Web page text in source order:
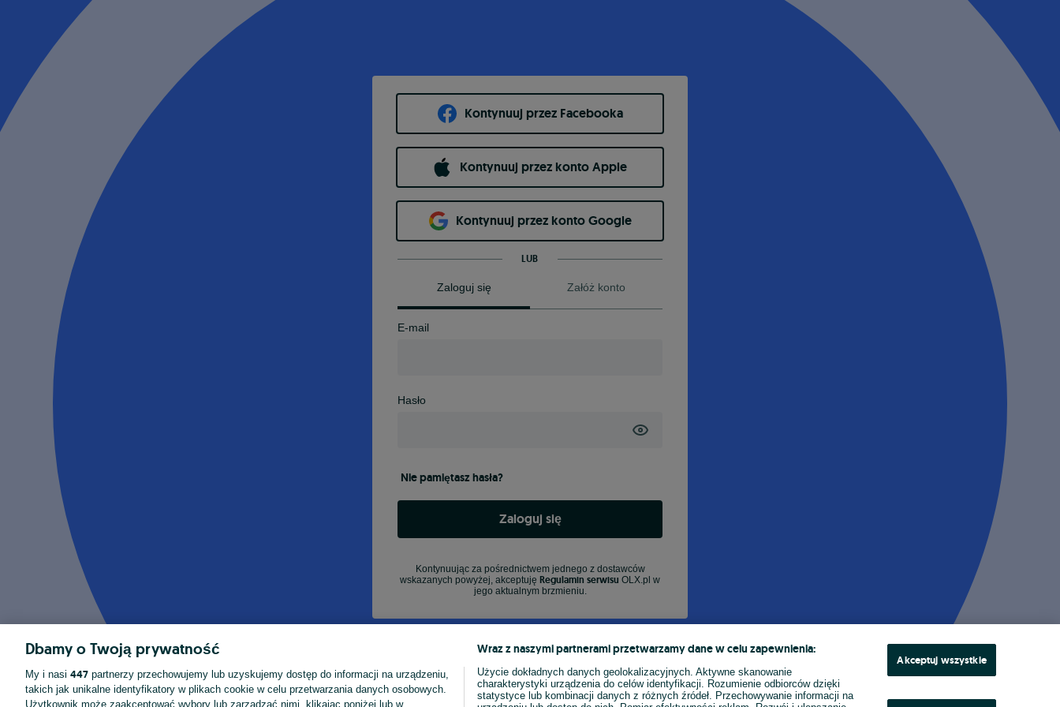
Kontynuuj przez Facebooka
Kontynuuj przez konto Apple
Kontynuuj przez konto Google
LUB
Zaloguj się Załóż konto
E-mail
Hasło
Nie pamiętasz hasła?
Zaloguj się
Kontynuując za pośrednictwem jednego z dostawców
wskazanych powyżej, akceptuję Regulamin serwisu OLX.pl w
jego aktualnym brzmieniu.
Dbamy o Twoją prywatność
My i nasi 447 partnerzy przechowujemy lub uzyskujemy dostęp do informacji na urządzeniu,
takich jak unikalne identyfikatory w plikach cookie w celu przetwarzania danych osobowych.
Użytkownik może zaakceptować wybory lub zarządzać nimi, klikając poniżej lub w
Wraz z naszymi partnerami przetwarzamy dane w celu zapewnienia:
Użycie dokładnych danych geolokalizacyjnych. Aktywne skanowanie
charakterystyki urządzenia do celów identyfikacji. Rozumienie odbiorców dzięki
statystyce lub kombinacji danych z różnych źródeł. Przechowywanie informacji na
Akceptuj wszystkie